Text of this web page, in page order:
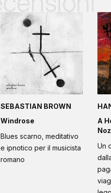
SEBASTIAN BROWN
Windrose
Blues scarno, meditativo
e ipnotico per il musicista
romano
A
Noz
Un